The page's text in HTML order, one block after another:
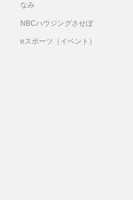
なみ
NBCハウジングさせぼ
eスポーツ（イベント）